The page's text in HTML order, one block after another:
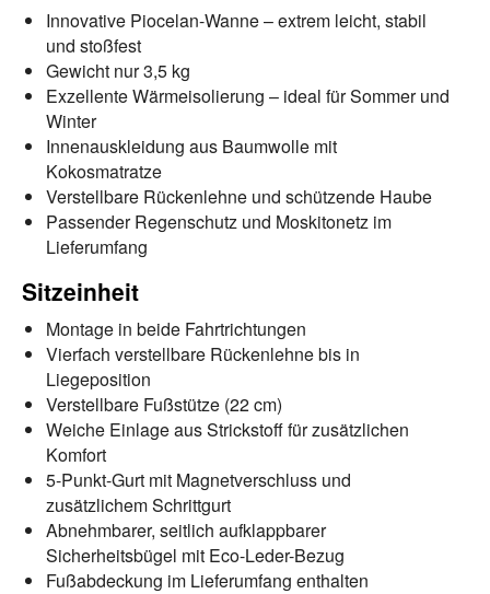
Innovative Piocelan-Wanne – extrem leicht, stabil
und stoßfest
Gewicht nur 3,5 kg
Exzellente Wärmeisolierung – ideal für Sommer und
Winter
Innenauskleidung aus Baumwolle mit
Kokosmatratze
Verstellbare Rückenlehne und schützende Haube
Passender Regenschutz und Moskitonetz im
Lieferumfang
Sitzeinheit
Montage in beide Fahrtrichtungen
Vierfach verstellbare Rückenlehne bis in
Liegeposition
Verstellbare Fußstütze (22 cm)
Weiche Einlage aus Strickstoff für zusätzlichen
Komfort
5-Punkt-Gurt mit Magnetverschluss und
zusätzlichem Schrittgurt
Abnehmbarer, seitlich aufklappbarer
Sicherheitsbügel mit Eco-Leder-Bezug
Fußabdeckung im Lieferumfang enthalten